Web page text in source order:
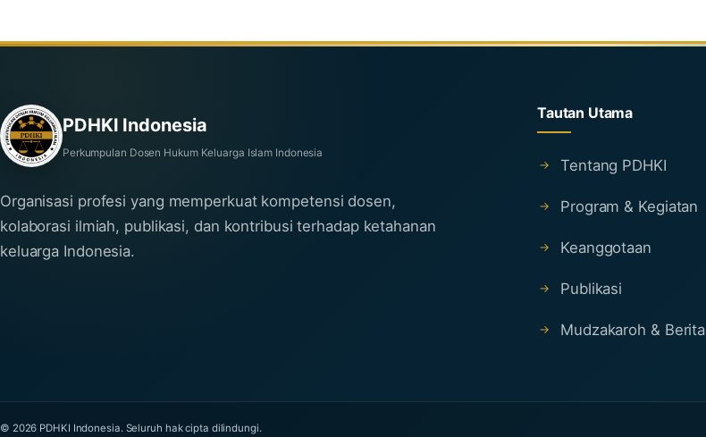
PDHKI Indonesia
Perkumpulan Dosen Hukum Keluarga Islam Indonesia
Organisasi profesi yang memperkuat kompetensi dosen,
kolaborasi ilmiah, publikasi, dan kontribusi terhadap ketahanan
keluarga Indonesia.
Tautan Utama
Tentang PDHKI
Program & Kegiatan
Keanggotaan
Publikasi
Mudzakaroh & Berita
© 2026 PDHKI Indonesia. Seluruh hak cipta dilindungi.